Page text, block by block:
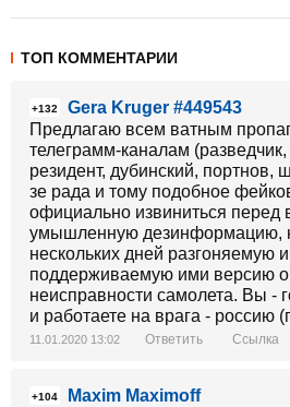
ТОП КОММЕНТАРИИ
+132
Gera Kruger #449543
Предлагаю всем ватным
телеграмм-каналам
резидент, дубинский, портнов,
зе рада и тому подобное
официально извиниться перед
умышленную дезинформацию,
нескольких дней разгоняемую
поддерживаемую ими версию о
неисправности самолета. Вы -
и работаете на врага - россию
11.01.2020 13:02 Ответить Ссылка
+104
Maxim Maximoff